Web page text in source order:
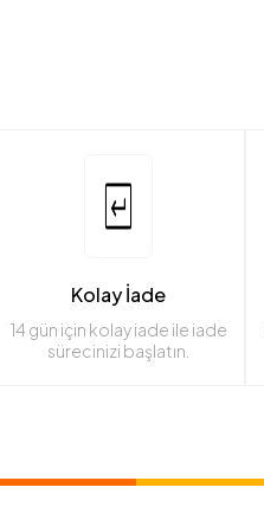
Kolay İade
14 gün için kolay iade ile iade
sürecinizi başlatın.